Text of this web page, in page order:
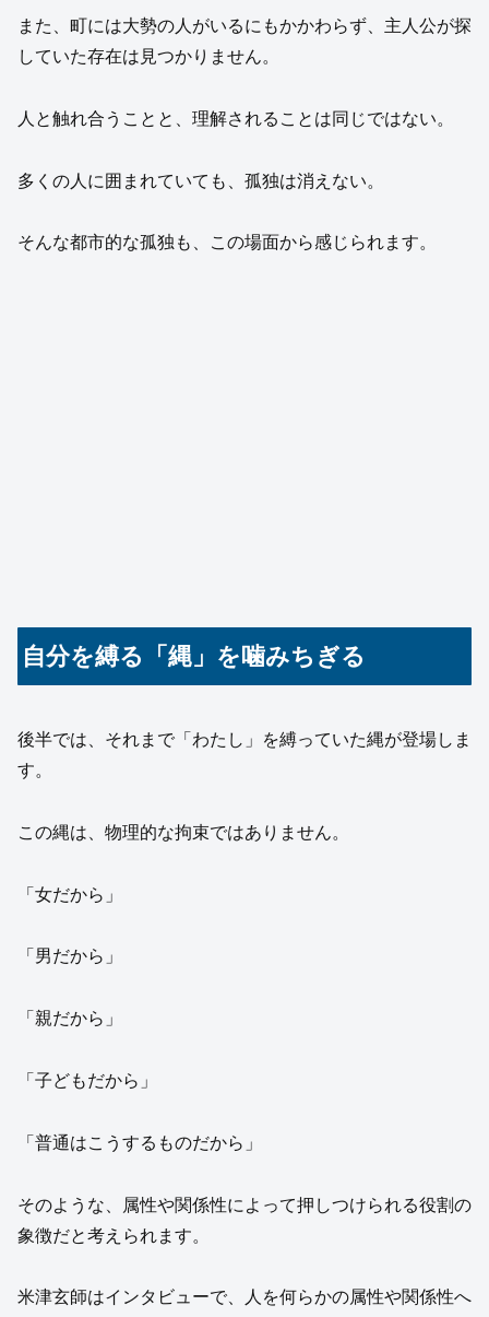
また、町には大勢の人がいるにもかかわらず、主人公が探
していた存在は見つかりません。
人と触れ合うことと、理解されることは同じではない。
多くの人に囲まれていても、孤独は消えない。
そんな都市的な孤独も、この場面から感じられます。
自分を縛る「縄」を噛みちぎる
後半では、それまで「わたし」を縛っていた縄が登場しま
す。
この縄は、物理的な拘束ではありません。
「女だから」
「男だから」
「親だから」
「子どもだから」
「普通はこうするものだから」
そのような、属性や関係性によって押しつけられる役割の
象徴だと考えられます。
米津玄師はインタビューで、人を何らかの属性や関係性へ